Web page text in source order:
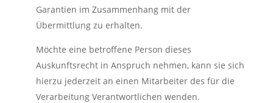
Garantien im Zusammenhang mit der
Übermittlung zu erhalten.
Möchte eine betroffene Person dieses
Auskunftsrecht in Anspruch nehmen, kann sie sich
hierzu jederzeit an einen Mitarbeiter des für die
Verarbeitung Verantwortlichen wenden.